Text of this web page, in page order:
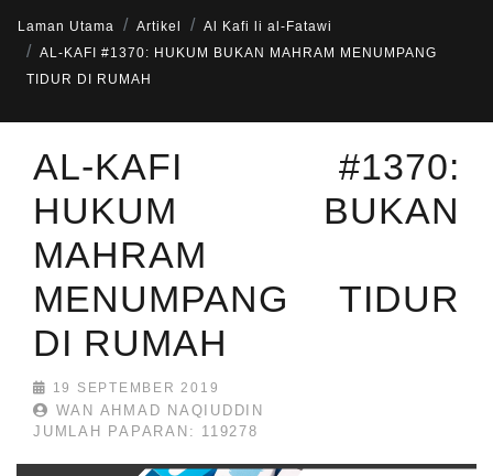
Laman Utama Artikel
Al Kafi li al-Fatawi
AL-KAFI #1370: HUKUM BUKAN MAHRAM MENUMPANG
TIDUR DI RUMAH
AL-KAFI #1370:
HUKUM BUKAN
MAHRAM
MENUMPANG TIDUR
DI RUMAH
19 SEPTEMBER 2019
WAN AHMAD NAQIUDDIN
JUMLAH PAPARAN: 119278